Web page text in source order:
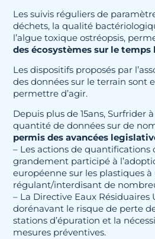
Les suivis réguliers de
déchets, la qualité
l’algue toxique ostréopsis,
des écosystèmes sur le temps
Les dispositifs proposés par
des données sur le terrain sont
permettre d’agir.
Depuis plus de 15ans, Surfrider
quantité de données sur de
permis des avancées
– Les actions de quantifications
grandement participé à
européenne sur les plastiques
régulant/interdisant de
– La Directive Eaux
dorénavant le risque de perte
stations d’épuration et la
mesures préventives.